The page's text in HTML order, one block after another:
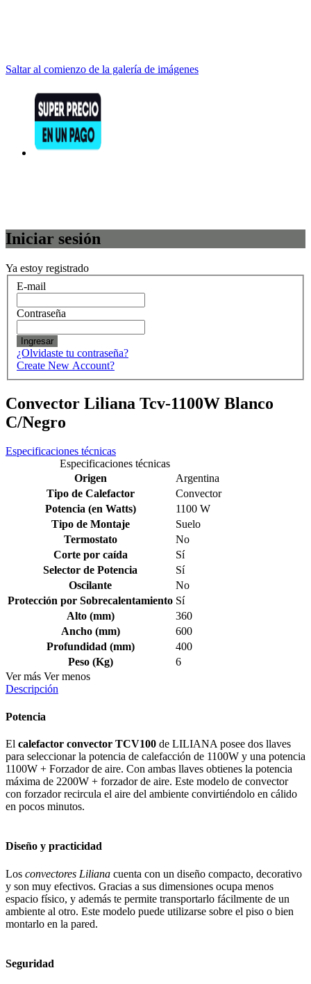
Saltar al comienzo de la galería de imágenes
Iniciar sesión
Ya estoy registrado
E-mail
Contraseña
Ingresar
¿Olvidaste tu contraseña?
Create New Account?
Convector Liliana Tcv-1100W Blanco
C/Negro
Especificaciones técnicas
Especificaciones técnicas
Origen
Argentina
Tipo de Calefactor
Convector
Potencia (en Watts)
1100 W
Tipo de Montaje
Suelo
Termostato
No
Corte por caída
Sí
Selector de Potencia
Sí
Oscilante
No
Protección por Sobrecalentamiento Sí
Alto (mm)
360
Ancho (mm)
600
Profundidad (mm)
400
Peso (Kg)
6
Ver más Ver menos
Descripción
Potencia
El calefactor convector TCV100 de LILIANA posee dos llaves
para seleccionar la potencia de calefacción de 1100W y una potencia
1100W + Forzador de aire. Con ambas llaves obtienes la potencia
máxima de 2200W + forzador de aire. Este modelo de convector
con forzador recircula el aire del ambiente convirtiéndolo en cálido
en pocos minutos.
Diseño y practicidad
Los convectores Liliana cuenta con un diseño compacto, decorativo
y son muy efectivos. Gracias a sus dimensiones ocupa menos
espacio físico, y además te permite transportarlo fácilmente de un
ambiente al otro. Este modelo puede utilizarse sobre el piso o bien
montarlo en la pared.
Seguridad